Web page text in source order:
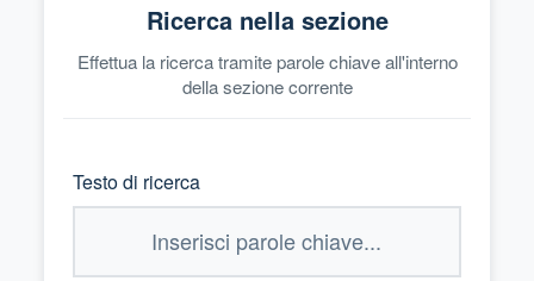
Ricerca nella sezione
Effettua la ricerca tramite parole chiave all'interno
della sezione corrente
Testo di ricerca